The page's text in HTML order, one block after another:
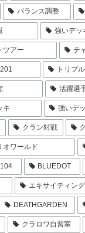
バランス調整
強いデッ
ツアー チ
トリプ
活躍選
キ 強いデ
クラン対戦
オワールド
BLUEDOT
エキサイティン
DEATHGARDEN
クラロワ自習室